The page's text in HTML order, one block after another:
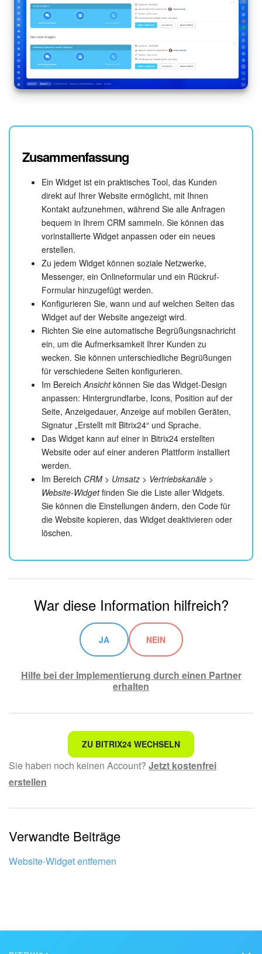
Zusammenfassung
Ein Widget ist ein praktisches Tool, das Kunden
direkt auf Ihrer Website ermöglicht, mit Ihnen
Kontakt aufzunehmen, während Sie alle Anfragen
bequem in Ihrem CRM sammeln. Sie können das
vorinstallierte Widget anpassen oder ein neues
erstellen.
Zu jedem Widget können soziale Netzwerke,
Messenger, ein Onlineformular und ein Rückruf-
Formular hinzugefügt werden.
Konfigurieren Sie, wann und auf welchen Seiten das
Widget auf der Website angezeigt wird.
Richten Sie eine automatische Begrüßungsnachricht
ein, um die Aufmerksamkeit Ihrer Kunden zu
wecken. Sie können unterschiedliche Begrüßungen
für verschiedene Seiten konfigurieren.
Im Bereich Ansichtkönnen Sie das Widget-Design
anpassen: Hintergrundfarbe, Icons, Position auf der
Seite, Anzeigedauer, Anzeige auf mobilen Geräten,
Signatur „Erstellt mit Bitrix24“ und Sprache.
Das Widget kann auf einer in Bitrix24 erstellten
Website oder auf einer anderen Plattform installiert
werden.
Im Bereich CRM > Umsatz > Vertriebskanäle >
Website-Widgetfinden Sie die Liste aller Widgets.
Sie können die Einstellungen ändern, den Code für
die Website kopieren, das Widget deaktivieren oder
löschen.
War diese Information hilfreich?
JA NEIN
Hilfe bei der Implementierung durch einen Partner
erhalten
Nicht das, wonach ich suche.
Kompliziert und unverständlich formuliert.
Mir gefällt nicht, wie das Tool funktioniert.
ZU BITRIX24 WECHSELN
Sie haben noch keinen Account? Jetzt kostenfrei
erstellen
Verwandte Beiträge
Website-Widget entfernen